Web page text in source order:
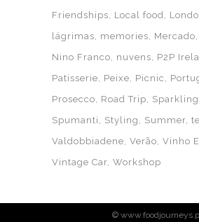
Friendships
Local food
lágrimas
memories
Mercado
Nino Franco
nuvens
P2P
Patisserie
Peixe Picnic
Prosecco
Road Trip
Spumanti
Styling Summer
Valdobbiadene Verão Vinho
Vintage Car Workshop
©